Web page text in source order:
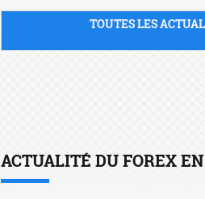
TOUTES LES
ACTUALITÉ DU FOREX